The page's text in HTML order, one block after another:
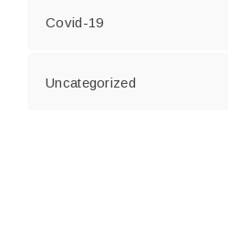
Covid-19
Uncategorized